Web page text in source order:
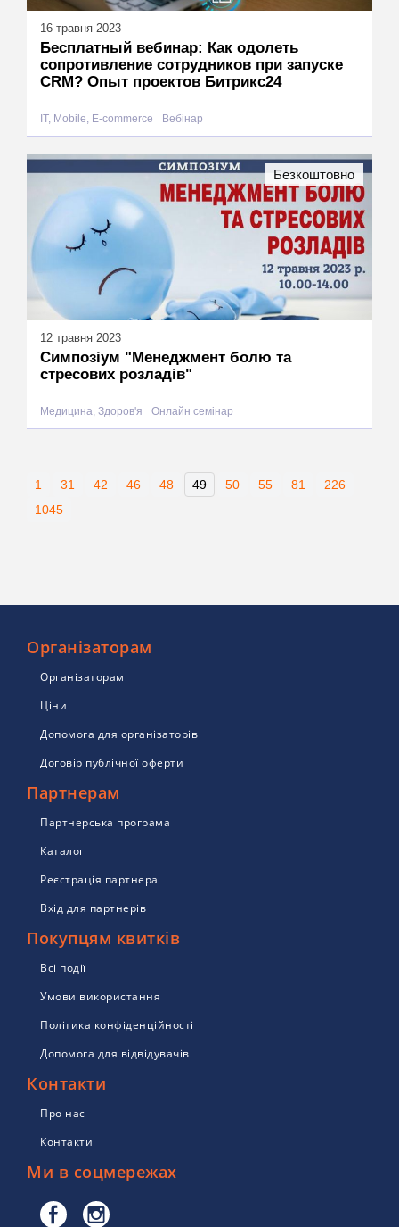
16 травня 2023
Бесплатный вебинар: Как одолеть
сопротивление сотрудников при запуске
CRM? Опыт проектов Битрикс24
IT, Mobile, E-commerce Вебінар
12 травня 2023
Симпозіум "Менеджмент болю та
стресових розладів"
Медицина, Здоров'я Онлайн семінар
Безкоштовно
1 31 42 46 48 49 50 55 81
226
1045
Організаторам
Організаторам
Ціни
Допомога для організаторів
Договір публічної оферти
Партнерам
Партнерська програма
Каталог
Реєстрація партнера
Вхід для партнерів
Покупцям квитків
Всі події
Умови використання
Політика конфіденційності
Допомога для відвідувачів
Контакти
Про нас
Контакти
Ми в соцмережах